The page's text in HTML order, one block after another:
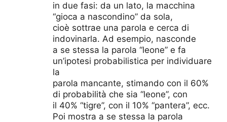
in due fasi: da un lato, la macchina
“gioca a nascondino” da sola,
cioè sottrae una parola e cerca di
indovinarla. Ad esempio, nasconde
a se stessa la parola “leone” e fa
un’ipotesi probabilistica per individuare
la
parola mancante, stimando con il 60%
di probabilità che sia “leone”, con
il 40% “tigre”, con il 10% “pantera”, ecc.
Poi mostra a se stessa la parola